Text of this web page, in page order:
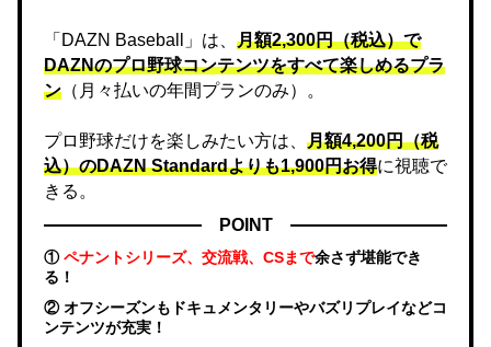
「DAZN Baseball」は、 月額2,300円（税込）で
DAZNのプロ野球コンテンツをすべて楽しめるプラ
ン （月々払いの年間プランのみ）。
プロ野球だけを楽しみたい方は、 月額4,200円（税
込）のDAZN Standard​よりも1,900円お得に視聴で
きる。
POINT
①ペナントシリーズ、交流戦、CSまで余さず堪能でき
る！
② オフシーズンもドキュメンタリーやバズリプレイなどコ
ンテンツが充実！